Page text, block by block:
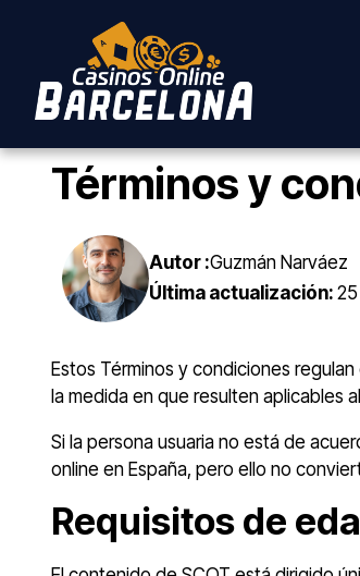
Términos y
Autor :Guzmán Narváez
Última actualización:
Estos Términos y condiciones
la medida en que resulten aplicables
Si la persona usuaria no está de
online en España, pero ello no
Requisitos de